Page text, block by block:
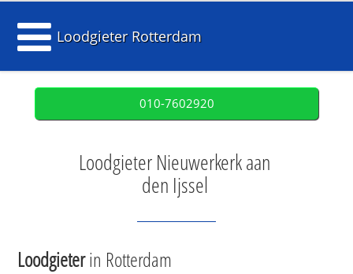
Loodgieter Rotterdam
010-7602920
Loodgieter Nieuwerkerk aan
den Ijssel
Loodgieterin Rotterdam